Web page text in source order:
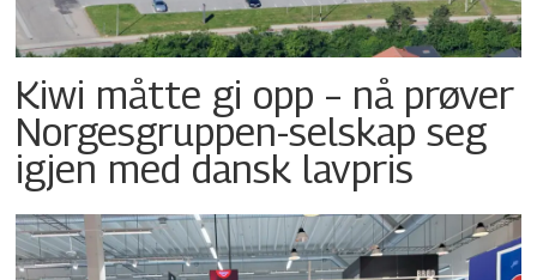
Kiwi måtte gi opp – nå prøver
Norgesgruppen-selskap seg
igjen med dansk lavpris